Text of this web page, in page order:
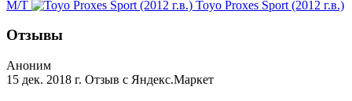
M/T
Toyo Proxes Sport (2012 г.в.)
Отзывы
Аноним
15 дек. 2018 г. Отзыв с Яндекс.Маркет